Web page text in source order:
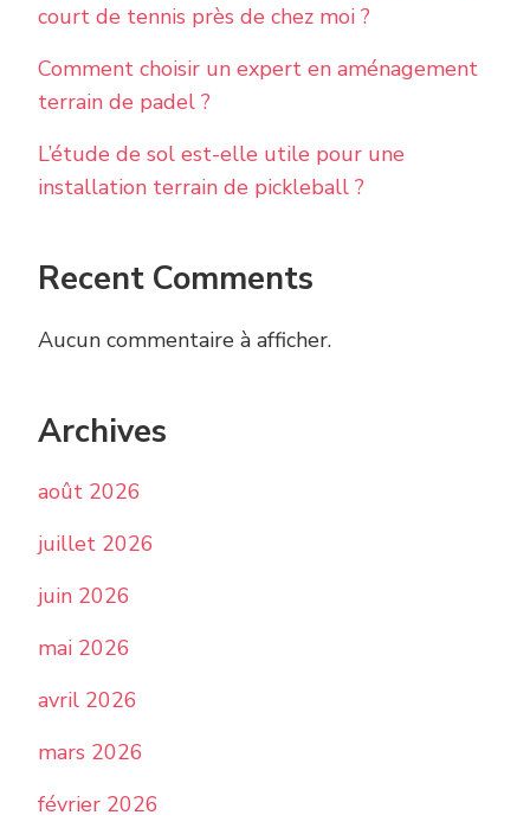
court de tennis près de chez moi ?
Comment choisir un expert en aménagement
terrain de padel ?
L’étude de sol est-elle utile pour une
installation terrain de pickleball ?
Recent Comments
Aucun commentaire à afficher.
Archives
août 2026
juillet 2026
juin 2026
mai 2026
avril 2026
mars 2026
février 2026